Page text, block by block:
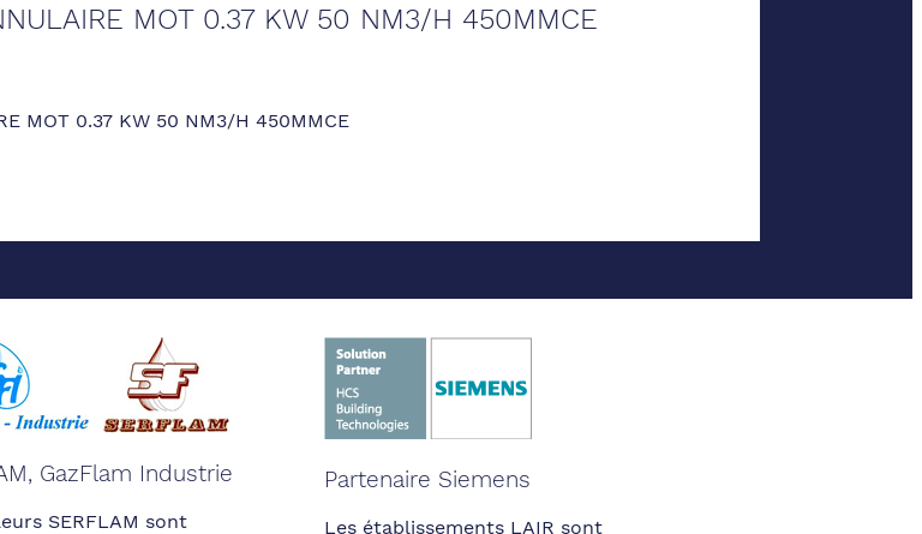
MOT 0.37 KW 50 NM3/H 450MMCE
MOT 0.37 KW 50 NM3/H 450MMCE
GazFlam Industrie
SERFLAM sont
Partenaire Siemens
Les établissements LAIR sont